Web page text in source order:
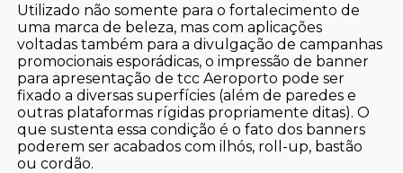
Utilizado não somente para o fortalecimento de
uma marca de beleza, mas com aplicações
voltadas também para a divulgação de campanhas
promocionais esporádicas, o impressão de banner
para apresentação de tcc Aeroporto pode ser
fixado a diversas superfícies (além de paredes e
outras plataformas rígidas propriamente ditas). O
que sustenta essa condição é o fato dos banners
poderem ser acabados com ilhós, roll-up, bastão
ou cordão.